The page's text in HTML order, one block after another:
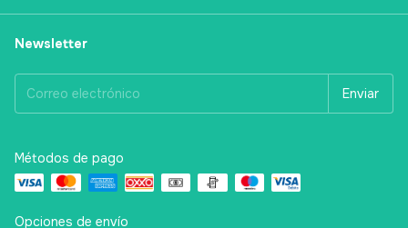
Newsletter
Métodos de pago
Opciones de envío